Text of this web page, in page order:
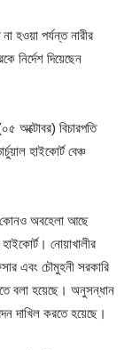
হওয়া পর্যন্ত নারীর
নির্দেশ দিয়েছেন
অক্টোবর) বিচারপতি
হাইকোর্ট বেঞ্চ
কোনও অবহেলা আছে
নোয়াখালীর
এবং চৌমুহনী সরকারি
বলা হয়েছে। অনুসন্ধান
দাখিল করতে হয়েছে।